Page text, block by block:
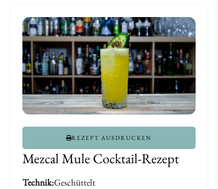
Mezcal Mule Cocktail-Rezept
Technik Geschüttelt
REZEPT AUSDRUCKEN